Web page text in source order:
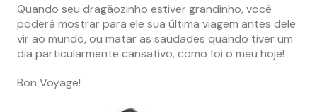
Quando seu dragãozinho estiver grandinho, você
poderá mostrar para ele sua última viagem antes dele
vir ao mundo, ou matar as saudades quando tiver um
dia particularmente cansativo, como foi o meu hoje!
Bon Voyage!